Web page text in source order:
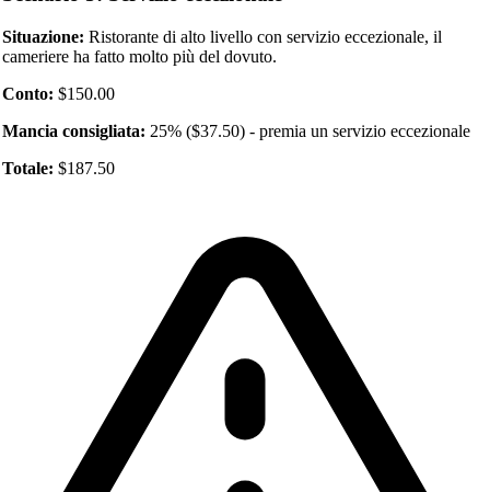
Situazione: Ristorante di alto livello con servizio eccezionale, il
cameriere ha fatto molto più del dovuto.
Conto: $150.00
Mancia consigliata: 25% ($37.50) - premia un servizio eccezionale
Totale: $187.50